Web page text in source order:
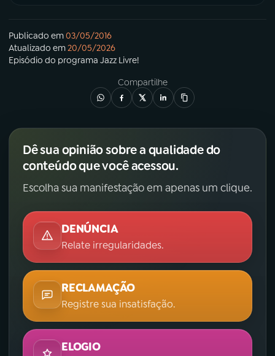
Publicado em03/05/2016
Atualizado em20/05/2026
Episódio do programa Jazz Livre!
Compartilhe
Dê sua opinião sobre a qualidade do
conteúdo que você acessou.
Escolha sua manifestação em apenas um clique.
DENÚNCIA
Relate irregularidades.
RECLAMAÇÃO
Registre sua insatisfação.
ELOGIO